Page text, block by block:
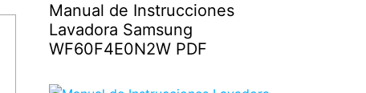
Manual de Instrucciones
Lavadora Samsung
WF60F4E0N2W PDF